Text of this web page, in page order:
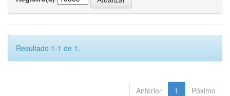
Resultado 1-1 de 1.
Anterior 1 Póximo